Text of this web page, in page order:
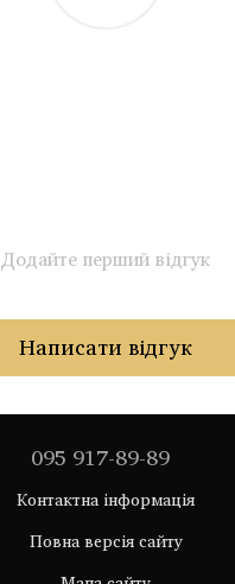
Додайте перший відгук
Написати відгук
095 917-89-89
Контактна інформація
Повна версія сайту